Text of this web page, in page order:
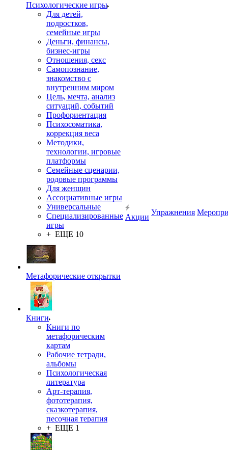
Психологические игры
Для детей,
подростков,
семейные игры
Деньги, финансы,
бизнес-игры
Отношения, секс
Самопознание,
знакомство с
внутренним миром
Цель, мечта, анализ
ситуаций, событий
Профориентация
Психосоматика,
коррекция веса
Методики,
технологии, игровые
платформы
Семейные сценарии,
родовые программы
Для женщин
Ассоциативные игры
Универсальные
Специализированные
игры
+ ЕЩЕ 10
Метафорические открытки
Книги
Книги по
метафорическим
картам
Рабочие тетради,
альбомы
Психологическая
литература
Арт-терапия,
фототерапия,
сказкотерапия,
песочная терапия
+ ЕЩЕ 1
Акции
Упражнения